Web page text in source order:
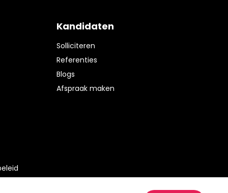
Kandidaten
Solliciteren
Referenties
Blogs
Afspraak maken